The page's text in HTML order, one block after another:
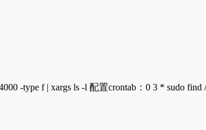
-type f | xargs ls -l 配置crontab：0 3 * sudo find